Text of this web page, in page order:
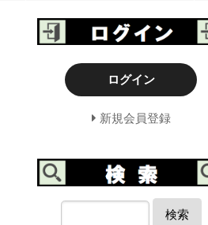
ログイン
新規会員登録
検索